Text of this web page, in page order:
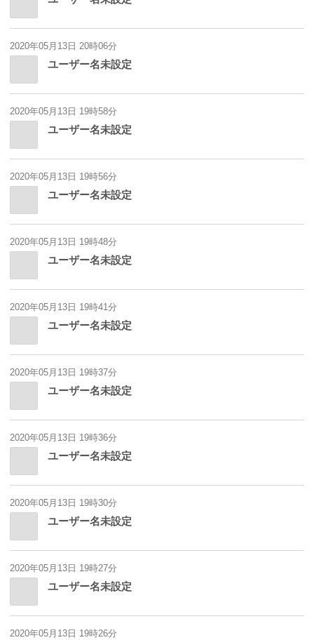
2020年05月13日 20時06分
ユーザー名未設定
2020年05月13日 19時58分
ユーザー名未設定
2020年05月13日 19時56分
ユーザー名未設定
2020年05月13日 19時48分
ユーザー名未設定
2020年05月13日 19時41分
ユーザー名未設定
2020年05月13日 19時37分
ユーザー名未設定
2020年05月13日 19時36分
ユーザー名未設定
2020年05月13日 19時30分
ユーザー名未設定
2020年05月13日 19時27分
ユーザー名未設定
2020年05月13日 19時26分